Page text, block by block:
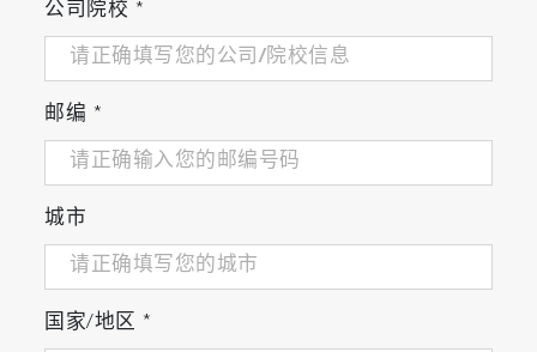
公司院校 *
邮编 *
城市
国家/地区 *